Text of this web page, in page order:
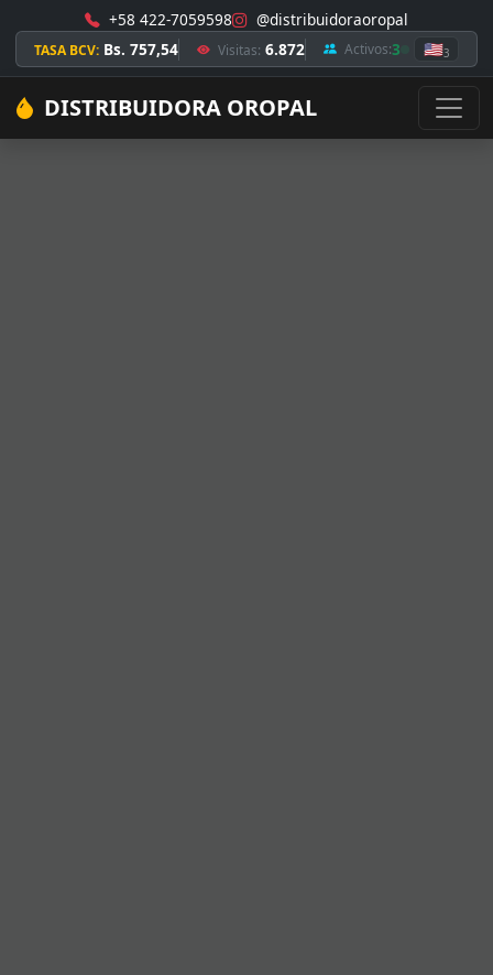
+58 422-7059598 @distribuidoraoropal
TASA BCV: Bs. 757,54 Visitas: 6.872 Activos:3 🇺🇸3
DISTRIBUIDORA OROPAL